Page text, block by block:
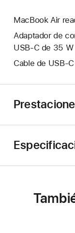
MacBook Air
Adaptador de
USB‑C de 35 W
Cable de